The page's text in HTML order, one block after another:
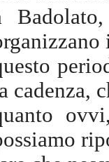
cadenza,